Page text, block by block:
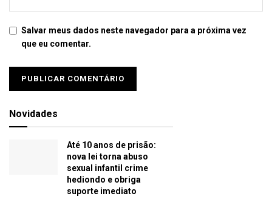
Salvar meus dados neste navegador para a próxima vez
que eu comentar.
Novidades
Até 10 anos de prisão:
nova lei torna abuso
sexual infantil crime
hediondo e obriga
suporte imediato